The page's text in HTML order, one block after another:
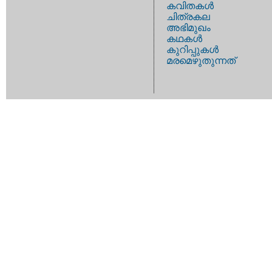
കവിതകള്‍
ചിത്രകല
അഭിമുഖം
കഥകള്‍
കുറിപ്പുകള്‍
മരമെഴുതുന്നത്